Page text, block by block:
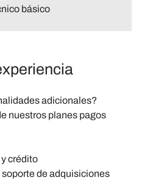
básico
adicionales?
nuestros planes pagos
crédito
de adquisiciones